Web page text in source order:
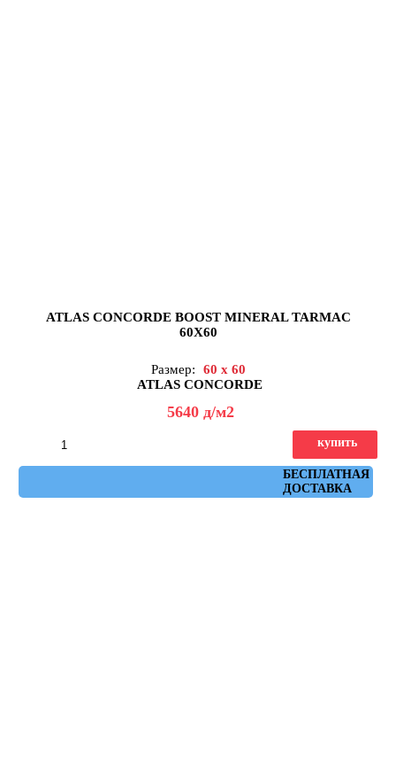
ATLAS CONCORDE BOOST MINERAL TARMAC
60X60
Размер:
60 x 60
ATLAS CONCORDE
5640 д/м2
БЕСПЛАТНАЯ
ДОСТАВКА
купить